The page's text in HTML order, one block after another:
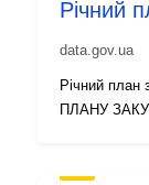
Info o
Річний
data.gov.ua
Річний
ПЛАНУ